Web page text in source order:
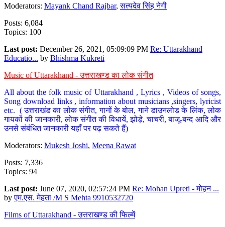
Moderators: Mayank Chand Rajbar,सत्यदेव सिंह नेगी
Posts: 6,084
Topics: 100
Last post: December 26, 2021, 05:09:09 PM Re: Uttarakhand
Educatio... by Bhishma Kukreti
Music of Uttarakhand - उत्तराखण्ड का लोक संगीत
All about the folk music of Uttarakhand , Lyrics , Videos of songs,
Song download links , information about musicians ,singers, lyricist
etc. ( उत्तराखंड का लोक संगीत, गानों के बोल, गाने डाउनलोड के लिंक, लोक
गायकों की जानकारी, लोक संगीत की विधायें, झोड़े, चाचरी, बाजू-बन्द आदि और
उनसे संबंधित जानकारी यहाँ पर पढ़ सकते हैं)
Moderators: Mukesh Joshi, Meena Rawat
Posts: 7,336
Topics: 94
Last post: June 07, 2020, 02:57:24 PM Re: Mohan Upreti - मोहन ...
byएम.एस. मेहता /M S Mehta 9910532720
Films of Uttarakhand - उत्तराखण्ड की फिल्में